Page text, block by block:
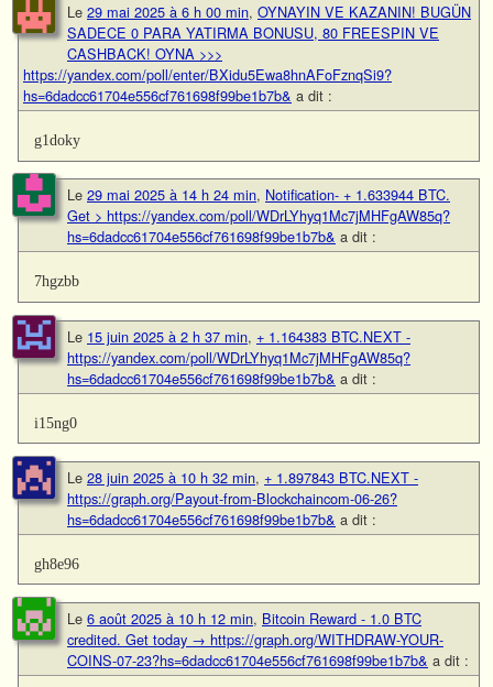
Le 29 mai 2025 à 6 h 00 min, OYNAYIN VE KAZANIN! BUGÜN
SADECE 0 PARA YATIRMA BONUSU, 80 FREESPIN VE
CASHBACK! OYNA >>>
https://yandex.com/poll/enter/BXidu5Ewa8hnAFoFznqSi9?
hs=6dadcc61704e556cf761698f99be1b7b& a dit :
g1doky
Le 29 mai 2025 à 14 h 24 min, Notification- + 1.633944 BTC.
Get > https://yandex.com/poll/WDrLYhyq1Mc7jMHFgAW85q?
hs=6dadcc61704e556cf761698f99be1b7b& a dit :
7hgzbb
Le 15 juin 2025 à 2 h 37 min, + 1.164383 BTC.NEXT -
https://yandex.com/poll/WDrLYhyq1Mc7jMHFgAW85q?
hs=6dadcc61704e556cf761698f99be1b7b& a dit :
i15ng0
Le 28 juin 2025 à 10 h 32 min, + 1.897843 BTC.NEXT -
https://graph.org/Payout-from-Blockchaincom-06-26?
hs=6dadcc61704e556cf761698f99be1b7b& a dit :
gh8e96
Le 6 août 2025 à 10 h 12 min, Bitcoin Reward - 1.0 BTC
credited. Get today → https://graph.org/WITHDRAW-YOUR-
COINS-07-23?hs=6dadcc61704e556cf761698f99be1b7b& a dit :